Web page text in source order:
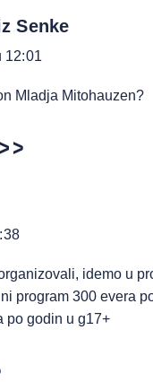
Senke
12:01
Mladja Mitohauzen?
idemo u
program 300 evera
po godin u g17+